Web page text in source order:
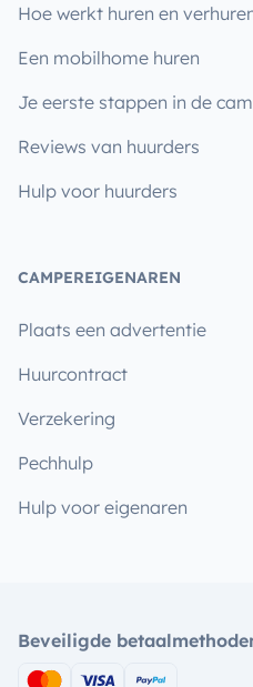
Hoe werkt huren en
Een mobilhome huren
Je eerste stappen in de
Reviews van huurders
Hulp voor huurders
CAMPEREIGENAREN
Plaats een advertentie
Huurcontract
Verzekering
Pechhulp
Hulp voor eigenaren
Beveiligde